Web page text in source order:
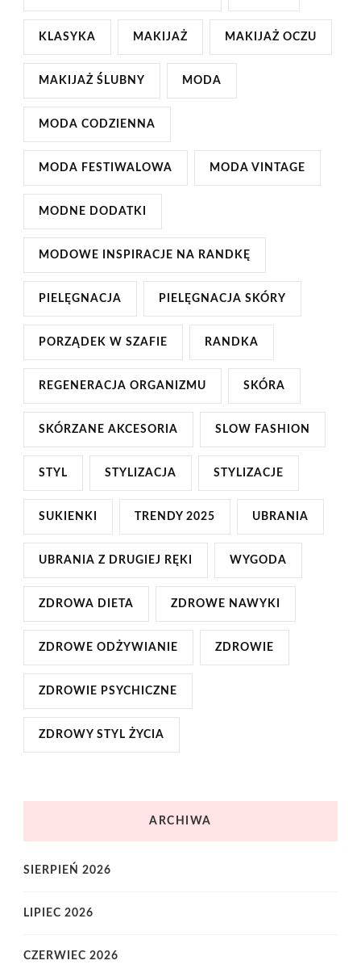
KLASYKA MAKIJAŻ MAKIJAŻ OCZU
MAKIJAŻ ŚLUBNY MODA
MODA CODZIENNA
MODA FESTIWALOWA MODA VINTAGE
MODNE DODATKI
MODOWE INSPIRACJE NA RANDKĘ
PIELĘGNACJA PIELĘGNACJA SKÓRY
PORZĄDEK W SZAFIE RANDKA
REGENERACJA ORGANIZMU SKÓRA
SKÓRZANE AKCESORIA SLOW FASHION
STYL STYLIZACJA STYLIZACJE
SUKIENKI TRENDY 2025 UBRANIA
UBRANIA Z DRUGIEJ RĘKI WYGODA
ZDROWA DIETA ZDROWE NAWYKI
ZDROWE ODŻYWIANIE ZDROWIE
ZDROWIE PSYCHICZNE
ZDROWY STYL ŻYCIA
ARCHIWA
SIERPIEŃ 2026
LIPIEC 2026
CZERWIEC 2026